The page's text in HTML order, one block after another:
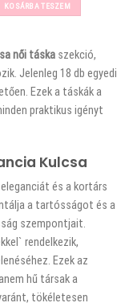
KOSÁRBA TESZEM
női táska szekció,
Jelenleg 18 db egyedi
Ezek a táskák a
praktikus igényt
Kulcsa
és a kortárs
a tartósságot és a
szempontjait.
rendelkezik,
Ezek az
hű társak a
tökéletesen